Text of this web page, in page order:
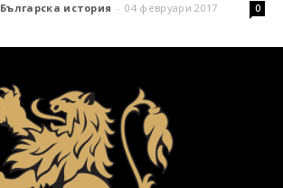
Българска история - 04 февруари 2017 0